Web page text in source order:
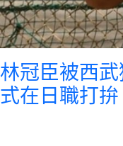
林冠臣被西
式在日職打拚